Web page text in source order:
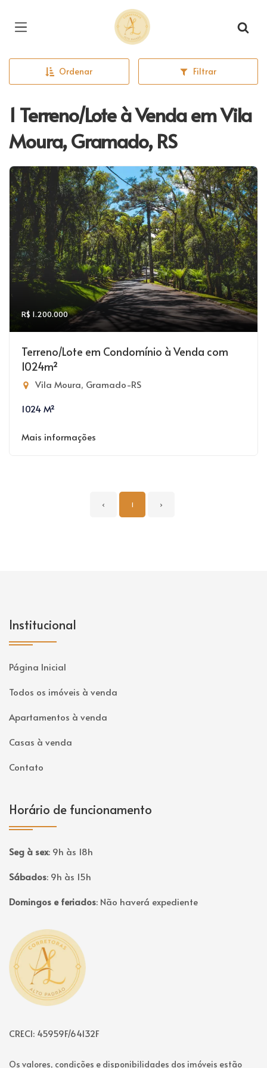
Página inicial
Ordenar Filtrar
1 Terreno/Lote à Venda em Vila
Moura, Gramado, RS
R$ 1.200.000
Terreno/Lote em Condomínio à Venda com
1024m²
Vila Moura, Gramado-RS
1024 M²
Mais informações
‹ 1 ›
Institucional
Página Inicial
Todos os imóveis à venda
Apartamentos à venda
Casas à venda
Contato
Horário de funcionamento
Seg à sex: 9h às 18h
Sábados: 9h às 15h
Domingos e feriados: Não haverá expediente
Página inicial
CRECI: 45959F/64132F
Os valores, condições e disponibilidades dos imóveis estão